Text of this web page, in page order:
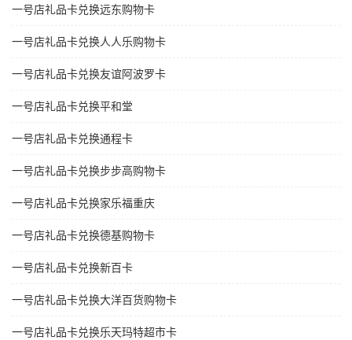
一号店礼品卡兑换远东购物卡
一号店礼品卡兑换人人乐购物卡
一号店礼品卡兑换友谊阿波罗卡
一号店礼品卡兑换平和堂
一号店礼品卡兑换通程卡
一号店礼品卡兑换步步高购物卡
一号店礼品卡兑换家乐福重庆
一号店礼品卡兑换德基购物卡
一号店礼品卡兑换新百卡
一号店礼品卡兑换大洋百货购物卡
一号店礼品卡兑换乐天玛特超市卡